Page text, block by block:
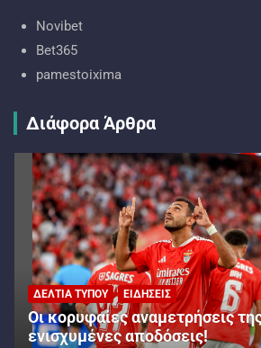
Novibet
Bet365
pamestoixima
Διάφορα Άρθρα
ΔΕΛΤΊΑ ΤΎΠΟΥ ΕΙΔΉΣΕΙΣ
Oι κορυφαίες αναμετρήσεις
ενισχυμένες αποδόσεις!